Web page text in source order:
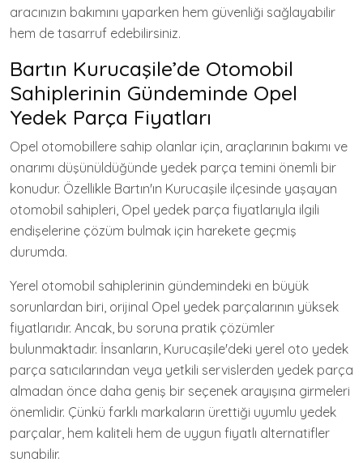
aracınızın bakımını yaparken hem güvenliği sağlayabilir
hem de tasarruf edebilirsiniz.
Bartın Kurucaşile’de Otomobil
Sahiplerinin Gündeminde Opel
Yedek Parça Fiyatları
Opel otomobillere sahip olanlar için, araçlarının bakımı ve
onarımı düşünüldüğünde yedek parça temini önemli bir
konudur. Özellikle Bartın'ın Kurucaşile ilçesinde yaşayan
otomobil sahipleri, Opel yedek parça fiyatlarıyla ilgili
endişelerine çözüm bulmak için harekete geçmiş
durumda.
Yerel otomobil sahiplerinin gündemindeki en büyük
sorunlardan biri, orijinal Opel yedek parçalarının yüksek
fiyatlarıdır. Ancak, bu soruna pratik çözümler
bulunmaktadır. İnsanların, Kurucaşile'deki yerel oto yedek
parça satıcılarından veya yetkili servislerden yedek parça
almadan önce daha geniş bir seçenek arayışına girmeleri
önemlidir. Çünkü farklı markaların ürettiği uyumlu yedek
parçalar, hem kaliteli hem de uygun fiyatlı alternatifler
sunabilir.